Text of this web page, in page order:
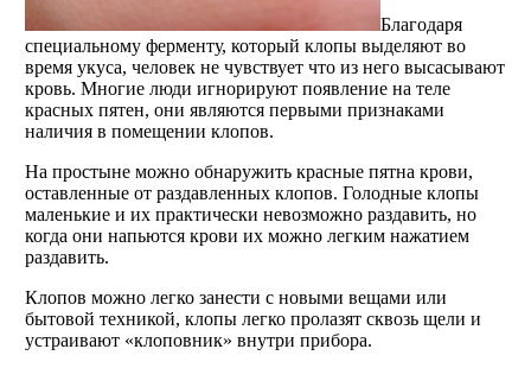
Благодаря
специальному ферменту, который клопы выделяют во
время укуса, человек не чувствует что из него высасывают
кровь. Многие люди игнорируют появление на теле
красных пятен, они являются первыми признаками
наличия в помещении клопов.
На простыне можно обнаружить красные пятна крови,
оставленные от раздавленных клопов. Голодные клопы
маленькие и их практически невозможно раздавить, но
когда они напьются крови их можно легким нажатием
раздавить.
Клопов можно легко занести с новыми вещами или
бытовой техникой, клопы легко пролазят сквозь щели и
устраивают «клоповник» внутри прибора.